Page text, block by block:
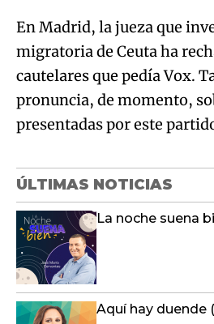
En Madrid, la jueza que
migratoria de Ceuta ha
cautelares que pedía Vox.
pronuncia, de momento,
presentadas por este
ÚLTIMAS NOTICIAS
La noche suena
Aquí hay duende